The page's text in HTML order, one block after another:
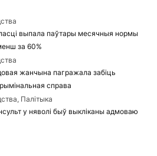
выпала паўтары месячныя нормы
за 60%
жанчына пагражала забіць
справа
Палітыка
у няволі быў выкліканы адмоваю